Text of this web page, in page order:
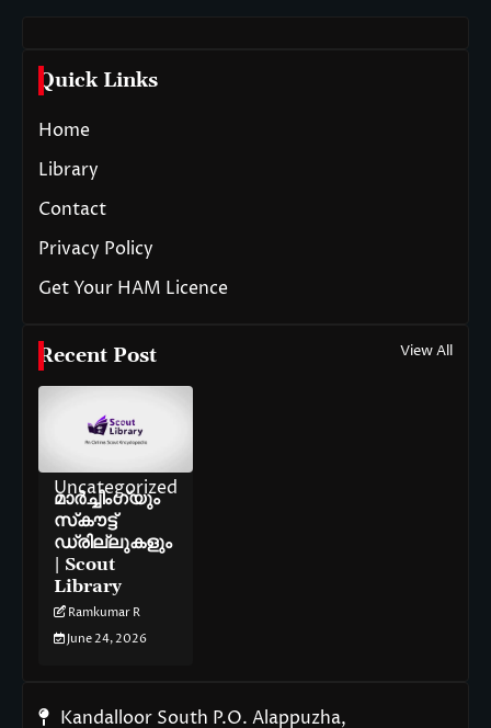
Quick Links
Home
Library
Contact
Privacy Policy
Get Your HAM Licence
Recent Post View All
Uncategorized
മാർച്ചിംഗ്‌യും
സ്‌കൗട്ട്
ഡ്രില്ലുകളും
| Scout
Library
Ramkumar R
June 24, 2026
Kandalloor South P.O. Alappuzha,